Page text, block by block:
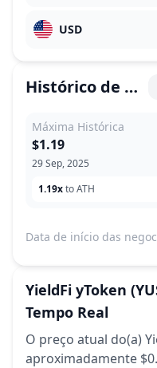
USD
Histórico de Preço
Máxima Histórica
29 Sep, 2025
$1.19
1.19xto ATH
Data de início das
YieldFi yToken
Tempo Real
O preço atual do(a)
aproximadamente